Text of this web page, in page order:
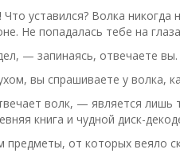
уставился? Волка
Не попадалась тебе на
— запинаясь, отвечаете вы.
вы спрашиваете у волка,
волк, — является лишь
книга и чудной диск-
предметы, от которых веяло